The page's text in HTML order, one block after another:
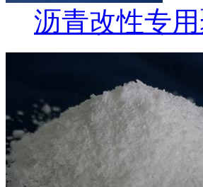
沥青改性专